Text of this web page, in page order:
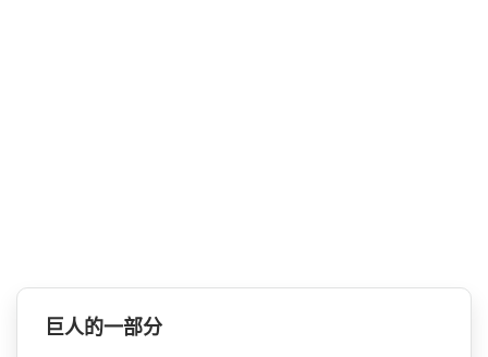
巨人的一部分